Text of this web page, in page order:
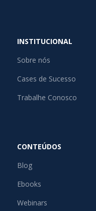
INSTITUCIONAL
Sobre nós
Cases de Sucesso
Trabalhe Conosco
CONTEÚDOS
Blog
Ebooks
Webinars